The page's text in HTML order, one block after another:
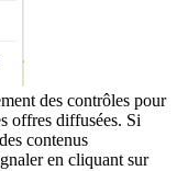
des contrôles pour
offres diffusées. Si
contenus
en cliquant sur